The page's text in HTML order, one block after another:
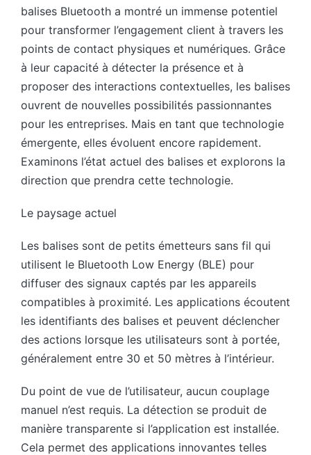
balises Bluetooth a montré un immense potentiel
pour transformer l’engagement client à travers les
points de contact physiques et numériques. Grâce
à leur capacité à détecter la présence et à
proposer des interactions contextuelles, les balises
ouvrent de nouvelles possibilités passionnantes
pour les entreprises. Mais en tant que technologie
émergente, elles évoluent encore rapidement.
Examinons l’état actuel des balises et explorons la
direction que prendra cette technologie.
Le paysage actuel
Les balises sont de petits émetteurs sans fil qui
utilisent le Bluetooth Low Energy (BLE) pour
diffuser des signaux captés par les appareils
compatibles à proximité. Les applications écoutent
les identifiants des balises et peuvent déclencher
des actions lorsque les utilisateurs sont à portée,
généralement entre 30 et 50 mètres à l’intérieur.
Du point de vue de l’utilisateur, aucun couplage
manuel n’est requis. La détection se produit de
manière transparente si l’application est installée.
Cela permet des applications innovantes telles